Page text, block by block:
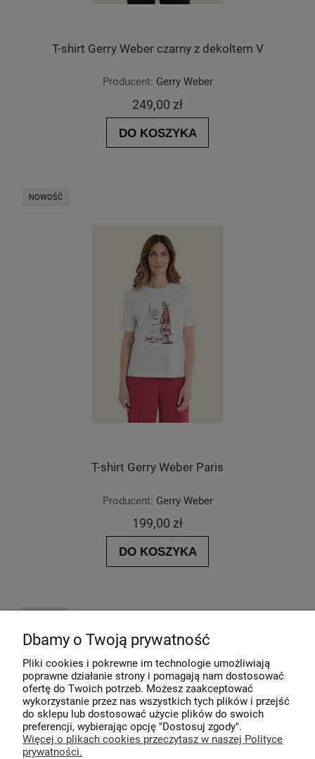
T-shirt Gerry Weber czarny z dekoltem V
Producent: Gerry Weber
249,00 zł
DO KOSZYKA
T-shirt Gerry Weber Paris
Producent: Gerry Weber
199,00 zł
DO KOSZYKA
NOWOŚĆ
Dbamy o Twoją prywatność
Pliki cookies i pokrewne im technologie umożliwiają
poprawne działanie strony i pomagają nam dostosować
ofertę do Twoich potrzeb. Możesz zaakceptować
wykorzystanie przez nas wszystkich tych plików i przejść
do sklepu lub dostosować użycie plików do swoich
preferencji, wybierając opcję "Dostosuj zgody".
Więcej o plikach cookies przeczytasz w naszej Polityce
prywatności.